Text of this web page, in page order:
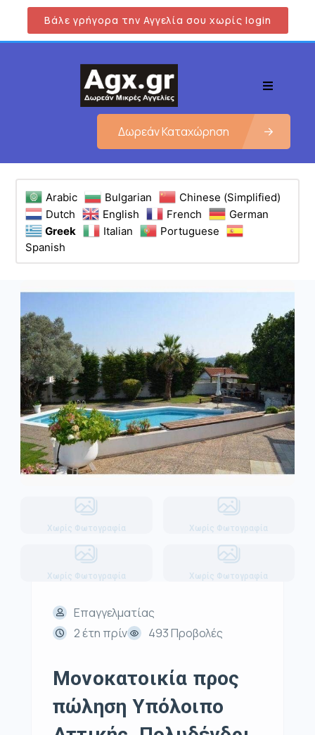
Βάλε γρήγορα την Αγγελία σου χωρίς login
Δωρεάν Καταχώρηση
Arabic Bulgarian
Chinese (Simplified)
Dutch
English French
German
Greek
Italian
Portuguese
Spanish
Χωρίς Φωτογραφία Χωρίς Φωτογραφία
Χωρίς Φωτογραφία Χωρίς Φωτογραφία
Επαγγελματίας
2 έτη πρίν
493 Προβολές
Μονοκατοικία προς
πώληση Υπόλοιπο